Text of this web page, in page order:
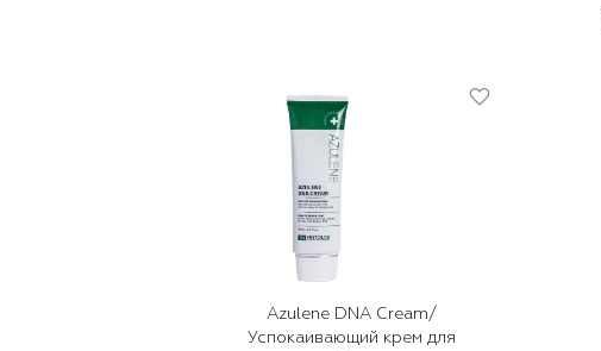
Azulene DNA Cream/
Успокаивающий крем для